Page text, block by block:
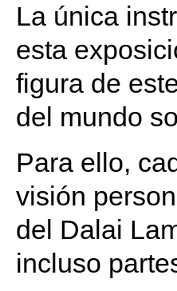
La única
esta
figura de
del mundo
Para ello,
visión
del Dalai
incluso